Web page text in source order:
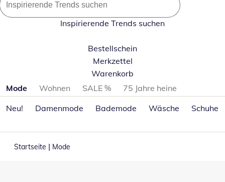
Inspirierende Trends suchen
Bestellschein
Merkzettel
Warenkorb
Produktkategorien überspringen
Mode Wohnen SALE %
75 Jahre heine
Neu!
Damenmode Bademode Wäsche Schuhe
Startseite | Mode